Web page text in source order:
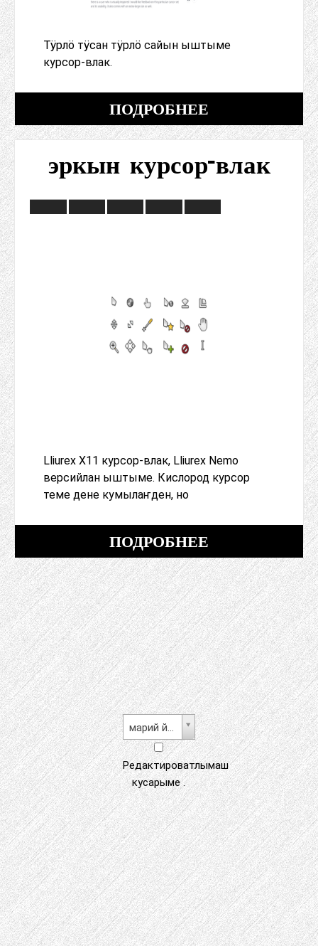
Тӱрлӧ тӱсан тӱрлӧ сайын ыштыме
курсор-влак.
ПОДРОБНЕЕ
эркын курсор-влак
Lliurex X11 курсор-влак, Lliurex Nemo
версийлан ыштыме. Кислород курсор
теме дене кумылаҥден, но
ПОДРОБНЕЕ
марий йылме
Редактироватлымаш
кусарыме .